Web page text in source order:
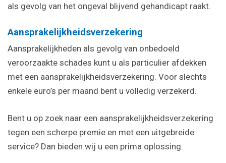
als gevolg van het ongeval blijvend gehandicapt raakt.
Aansprakelijkheidsverzekering
Aansprakelijkheden als gevolg van onbedoeld
veroorzaakte schades kunt u als particulier afdekken
met een aansprakelijkheidsverzekering. Voor slechts
enkele euro’s per maand bent u volledig verzekerd.
Bent u op zoek naar een aansprakelijkheidsverzekering
tegen een scherpe premie en met een uitgebreide
service? Dan bieden wij u een prima oplossing.